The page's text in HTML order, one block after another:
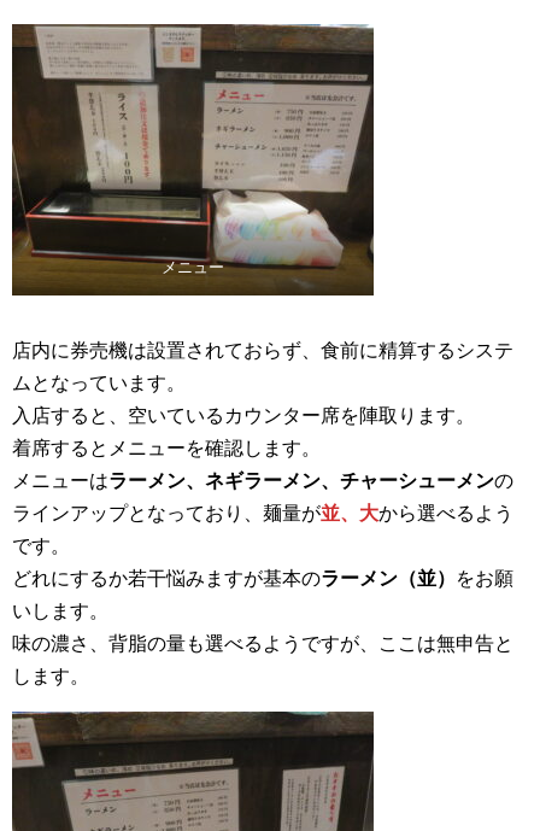
メニュー
店内に券売機は設置されておらず、食前に精算するシステ
ムとなっています。
入店すると、空いているカウンター席を陣取ります。
着席するとメニューを確認します。
メニューはラーメン、ネギラーメン、チャーシューメンの
ラインアップとなっており、麺量が並、大から選べるよう
です。
どれにするか若干悩みますが基本のラーメン（並）
をお願
いします。
味の濃さ、背脂の量も選べるようですが、ここは無申告と
します。